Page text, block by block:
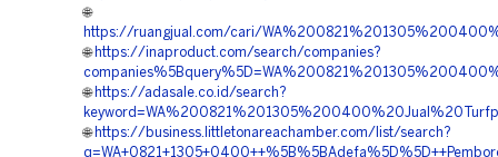
🌐
https://ruangjual.com/cari/
🌐 https://inaproduct.com/search/companies?
🌐 https://adasale.co.id/search?
🌐 https://business.littletonareachamber.com/list/search?